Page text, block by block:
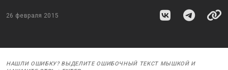
26 февраля 2015
НАШЛИ ОШИБКУ? ВЫДЕЛИТЕ ОШИБОЧНЫЙ ТЕКСТ МЫШКОЙ И